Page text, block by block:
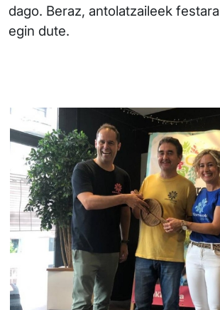
dago. Beraz, antolatzaileek
egin dute.